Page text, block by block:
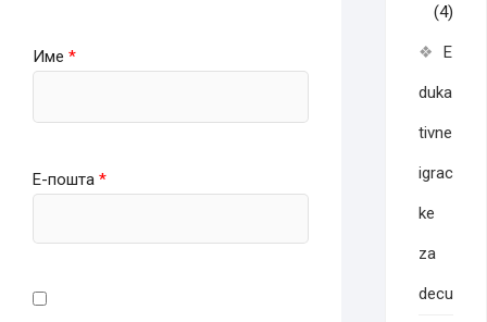
Име *
Е-пошта *
(4)
E
duka
tivne
igrac
ke
za
decu